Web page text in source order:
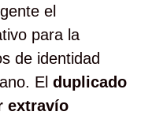
el
para la
de identidad
El duplicado
extravío